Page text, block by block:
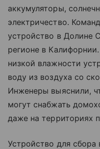
аккумуляторы,
электричество.
устройство в Долине
регионе в
низкой влажности
воду из воздуха со
Инженеры выяснили,
могут снабжать
даже на территориях
Устройство для сбора